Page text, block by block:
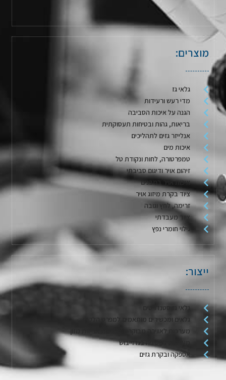
מוצרים:
גלאי גז
מדי רעש ורעידות
הגנה על איכות הסביבה
בריאות, גהות ובטיחות תעסוקתית
אנלייזר גזים לתהליכים
איכות מים
טמפרטורה, לחות ונקודת טל
זיהום אויר ודיגום סביבתי
איכות אויר במבנים
ציוד בקרת מיזוג אויר
זרימה, לחץ וגובה
ציוד מעבדתי
גילוי חומרי נפץ
ייצור:
גלאי גז סטנדרטים
גלאים ומכשירים מותאמים למפרט הלקוח
מערכות לאווירה מבוקרת / דגימת אריזות מזון
מערכות לשטיפה בגז וייבוש
אספקה ובקרת גזים